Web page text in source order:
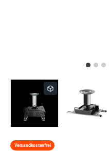
Versandkostenfrei